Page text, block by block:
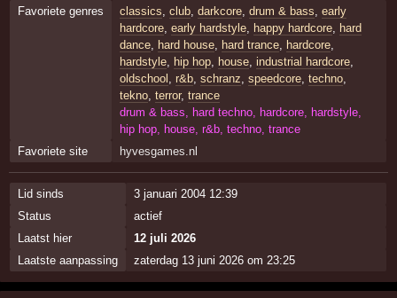
Favoriete genres
classics club, darkcore, drum & bass early
hardcore, early hardstyle, happy hardcore,
hard
dance, hard house, hard trance, hardcore,
hardstyle, hip hop, house, industrial hardcore,
oldschool
r&b, schranz speedcore, techno,
tekno, terror, trance
drum & bass, hard techno, hardcore, hardstyle,
hip hop, house, r&b, techno, trance
Favoriete site
hyvesgames.nl
Lid sinds
3 januari 2004 12:39
Status
actief
Laatst hier
12 juli 2026
Laatste aanpassing
zaterdag 13 juni 2026 om 23:25